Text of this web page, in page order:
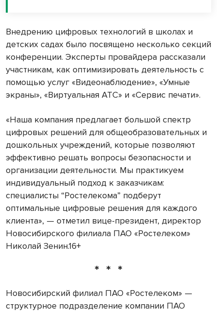
Внедрению цифровых технологий в школах и
детских садах было посвящено несколько секций
конференции. Эксперты провайдера рассказали
участникам, как оптимизировать деятельность с
помощью услуг «Видеонаблюдение», «Умные
экраны», «Виртуальная АТС» и «Сервис печати».
«Наша компания предлагает большой спектр
цифровых решений для общеобразовательных и
дошкольных учреждений, которые позволяют
эффективно решать вопросы безопасности и
организации деятельности. Мы практикуем
индивидуальный подход к заказчикам:
специалисты “Ростелекома” подберут
оптимальные цифровые решения для каждого
клиента», — отметил вице-президент, директор
Новосибирского филиала ПАО «Ростелеком»
Николай Зенин.16+
* * *
Новосибирский филиал ПАО «Ростелеком» —
структурное подразделение компании ПАО